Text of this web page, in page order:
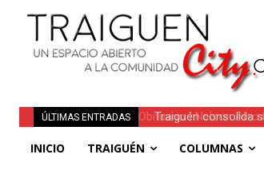
ÚLTIMAS ENTRADAS
Traiguén consolida
INICIO TRAIGUÉN COLUMNAS